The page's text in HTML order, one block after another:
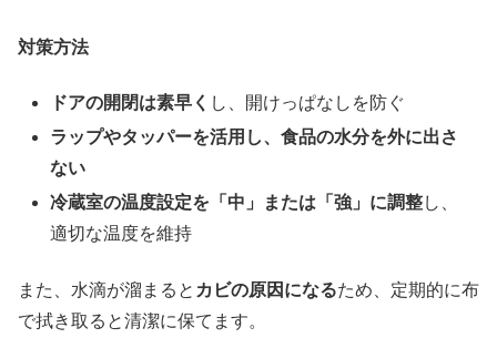
対策方法
ドアの開閉は素早く し、開けっぱなしを防ぐ
ラップやタッパーを活用し、食品の水分を外に出さ
ない
冷蔵室の温度設定を「中」または「強」に調整し、
適切な温度を維持
また、水滴が溜まると カビの原因になるため、定期的に布
で拭き取ると清潔に保てます。